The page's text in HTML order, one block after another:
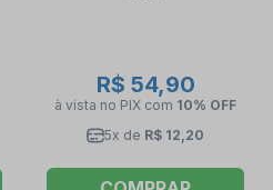
R$ 54,90
à vista no PIX com 10% OFF
5x de R$ 12,20